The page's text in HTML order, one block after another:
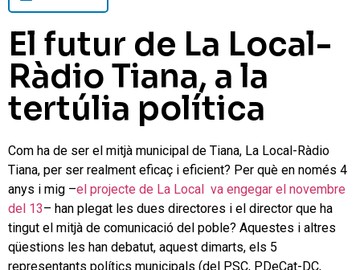
El futur de La Local-
Ràdio Tiana, a la
tertúlia política
Com ha de ser el mitjà municipal de Tiana, La Local-Ràdio
Tiana, per ser realment eficaç i eficient? Per què en només 4
anys i mig –el projecte de La Local va engegar el novembre
del 13– han plegat les dues directores i el director que ha
tingut el mitjà de comunicació del poble? Aquestes i altres
qüestions les han debatut, aquest dimarts, els 5
representants polítics municipals (del PSC, PDeCat-DC,